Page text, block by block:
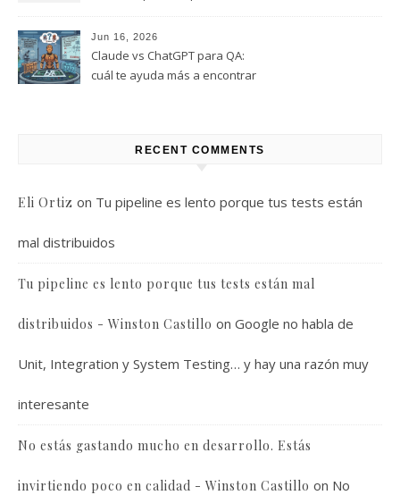
Jun 16, 2026
Claude vs ChatGPT para QA:
cuál te ayuda más a encontrar
RECENT COMMENTS
Eli Ortiz on Tu pipeline es lento porque tus tests están
mal distribuidos
Tu pipeline es lento porque tus tests están mal
distribuidos - Winston Castillo on Google no habla de
Unit, Integration y System Testing… y hay una razón muy
interesante
No estás gastando mucho en desarrollo. Estás
invirtiendo poco en calidad - Winston Castillo on No